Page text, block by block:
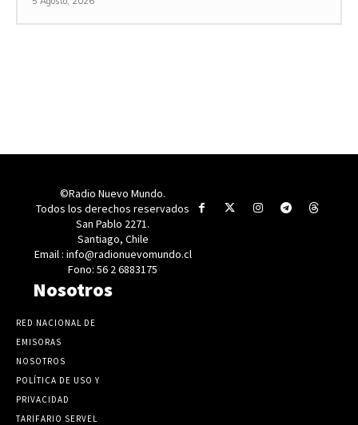
©Radio Nuevo Mundo.
Todos los derechos reservados
San Pablo 2271.
Santiago, Chile
Email : info@radionuevomundo.cl
Fono: 56 2 6883175
Nosotros
RED NACIONAL DE
EMISORAS
NOSOTROS
POLÍTICA DE USO Y
PRIVACIDAD
TARIFARIO SERVEL